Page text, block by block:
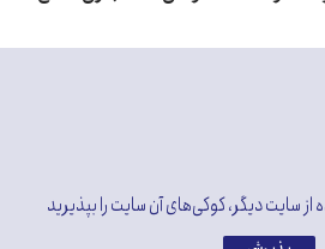
سایت دیگر، کوکی‌های آن سایت را بپذیرید